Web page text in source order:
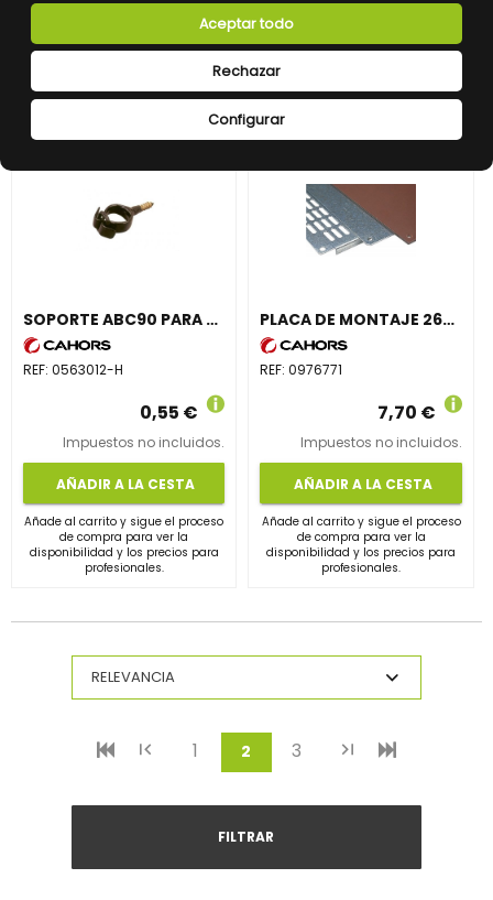
Configurar
Rechazar
Aceptar todo
Añade al carrito y sigue el proceso
disponibilidad y los precios para
profesionales.
Añade al carrito y sigue el proceso
disponibilidad y los precios para
profesionales.
SOPORTE ABC90 PARA ACOMETIDA CON CIERRE HEBILLA
REF: 0563012-H
0,55 €
Impuestos no incluidos.
AÑADIR A LA CESTA
Añade al carrito y sigue el proceso
de compra para ver la
disponibilidad y los precios para
profesionales.
PLACA DE MONTAJE 268x213mm POLIÉSTER
REF:0976771
7,70 €
Impuestos no incluidos.
AÑADIR A LA CESTA
Añade al carrito y sigue el proceso
de compra para ver la
disponibilidad y los precios para
profesionales.
1 2 (current)
3
FILTRAR